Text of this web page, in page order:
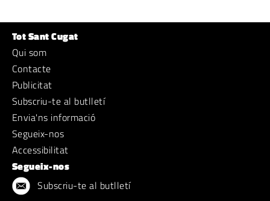
Tot Sant Cugat
Qui som
Contacte
Publicitat
Subscriu-te al butlletí
Envia'ns informació
Segueix-nos
Accessibilitat
Segueix-nos
Subscriu-te al butlletí